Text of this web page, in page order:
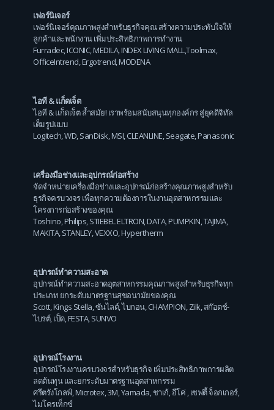
เฟอร์นิเจอร์
เฟอร์นิเจอร์คุณภาพสูงสำหรับธุรกิจคุณ สร้างความประทับใจให้
ลูกค้าและพนักงาน เพิ่มประสิทธิภาพการทำงาน
Furradec,ICONIC,MEDILA,INDEX LIVING MALL,Toolmax,
OfficeIntrend,Ergotrend,MODENA
ไอที & แก็ดเจ็ต
ไอที & แก็ดเจ็ต ล้ำสมัย! เราพร้อมสนับสนุนทุกองค์กร สู่ยุคดิจิทัล
เต็มรูปแบบ
Logitech,WD,SanDisk,MSI,CLEANLINE,Seagate,Panasonic
เครื่องมือช่างและอุปกรณ์ก่อสร้าง
จัดจำหน่ายเครื่องมือช่างและอุปกรณ์ก่อสร้างคุณภาพสูงสำหรับ
ธุรกิจครบวงจร เพื่อทุกความต้องการในงานอุตสาหกรรมและ
โครงการก่อสร้างของคุณ
Toshino,Philips,STIEBEL ELTRON,DATA,PUMPKIN,TAJIMA,
MAKITA,STANLEY,VEXXO,Hypertherm
อุปกรณ์ทำความสะอาด
อุปกรณ์ทำความสะอาดอุตสาหกรรมคุณภาพสูงสำหรับธุรกิจทุก
ประเภท ยกระดับมาตรฐานสุขอนามัยของคุณ
Scott,Kings Stella,ซันไลต์,ไบกอน,CHAMPION,Zilk,สก๊อตช์-
ไบรต์,เป็ด,FESTA,SUNVO
อุปกรณ์โรงงาน
อุปกรณ์โรงงานครบวงจรสำหรับธุรกิจ เพิ่มประสิทธิภาพการผลิต
ลดต้นทุน และยกระดับมาตรฐานอุตสาหกรรม
ศรีตรังโกลฟ์,Microtex,3M,Yamada,ชาเก้,อีโค่ ,เซฟตี้ จ็อกเกอร์,
ไมโครเท็กซ์